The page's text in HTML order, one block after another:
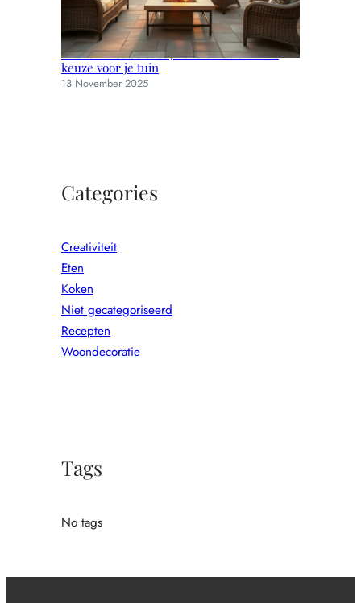
Wicker meubels: stijlvolle en duurzame
keuze voor je tuin
13 November 2025
Categories
Creativiteit
Eten
Koken
Niet gecategoriseerd
Recepten
Woondecoratie
Tags
No tags